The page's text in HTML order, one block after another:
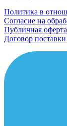
Политика в
Согласие на
Публичная оферта
Договор поставки